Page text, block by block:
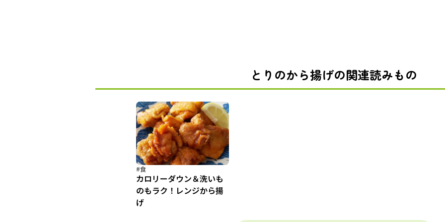
とりのから揚げの関連読みもの
#食
カロリーダウン＆洗いも
のもラク！レンジから揚
げ